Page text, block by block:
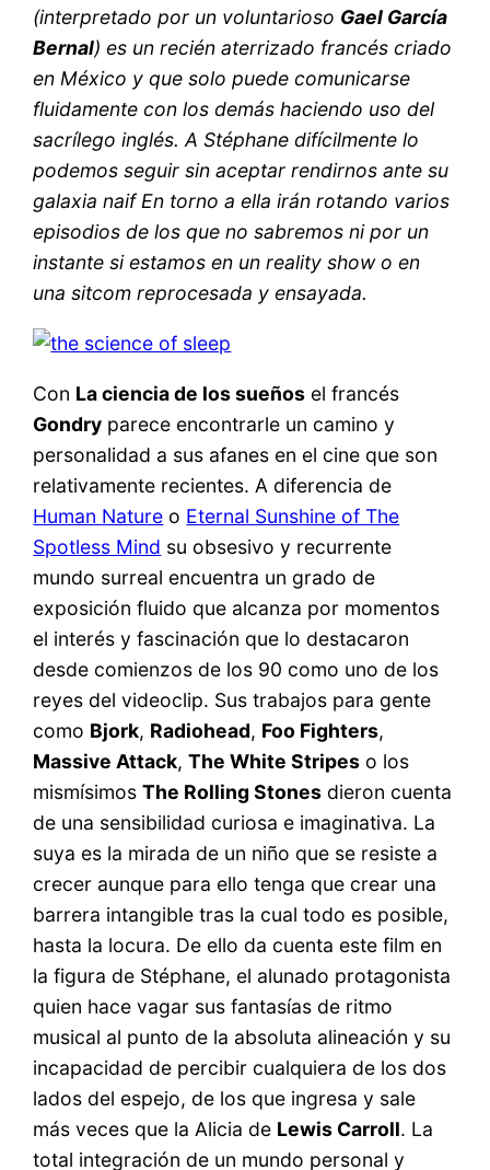
(interpretado por un voluntarioso Gael García
Bernal) es un recién aterrizado francés criado
en México y que solo puede comunicarse
fluidamente con los demás haciendo uso del
sacrílego inglés. A Stéphane difícilmente lo
podemos seguir sin aceptar rendirnos ante su
galaxianaifEn torno a ella irán rotando varios
episodios de los que no sabremos ni por un
instante si estamos en unreality showo en
unasitcom reprocesada y ensayada.
Con La ciencia de los sueños el francés
Gondry parece encontrarle un camino y
personalidad a sus afanes en el cine que son
relativamente recientes. A diferencia de
Human Nature o Eternal Sunshine of The
Spotless Mind su obsesivo y recurrente
mundo surreal encuentra un grado de
exposición fluido que alcanza por momentos
el interés y fascinación que lo destacaron
desde comienzos de los 90 como uno de los
reyes del videoclip. Sus trabajos para gente
como Bjork, Radiohead, Foo Fighters,
Massive Attack,The White Stripes o los
mismísimosThe Rolling Stones dieron cuenta
de una sensibilidad curiosa e imaginativa. La
suya es la mirada de un niño que se resiste a
crecer aunque para ello tenga que crear una
barrera intangible tras la cual todo es posible,
hasta la locura. De ello da cuenta este film en
la figura de Stéphane, el alunado protagonista
quien hace vagar sus fantasías de ritmo
musical al punto de la absoluta alineación y su
incapacidad de percibir cualquiera de los dos
lados del espejo, de los que ingresa y sale
más veces que la Alicia de Lewis Carroll. La
total integración de un mundo personal y